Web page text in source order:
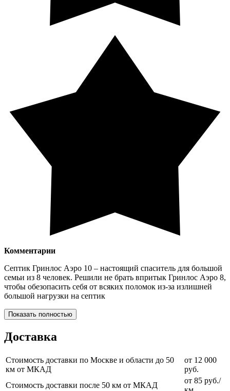
Комментарии
Септик Гринлос Аэро 10 – настоящий спаситель для большой
семьи из 8 человек. Решили не брать впритык Гринлос Аэро 8,
чтобы обезопасить себя от всяких поломок из-за излишней
большой нагрузки на септик
Показать полностью
Доставка
Стоимость доставки по Москве и области до 50
км от МКАД
от 12 000
руб.
Стоимость доставки после 50 км от МКАД
от 85 руб./